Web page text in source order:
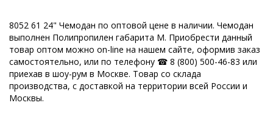
8052 61 24" Чемодан по оптовой цене в наличии. Чемодан
выполнен Полипропилен габарита M. Приобрести данный
товар оптом можно on-line на нашем сайте, оформив заказ
самостоятельно, или по телефону ☎ 8 (800) 500-46-83 или
приехав в шоу-рум в Москве. Товар со склада
производства, с доставкой на территории всей России и
Москвы.